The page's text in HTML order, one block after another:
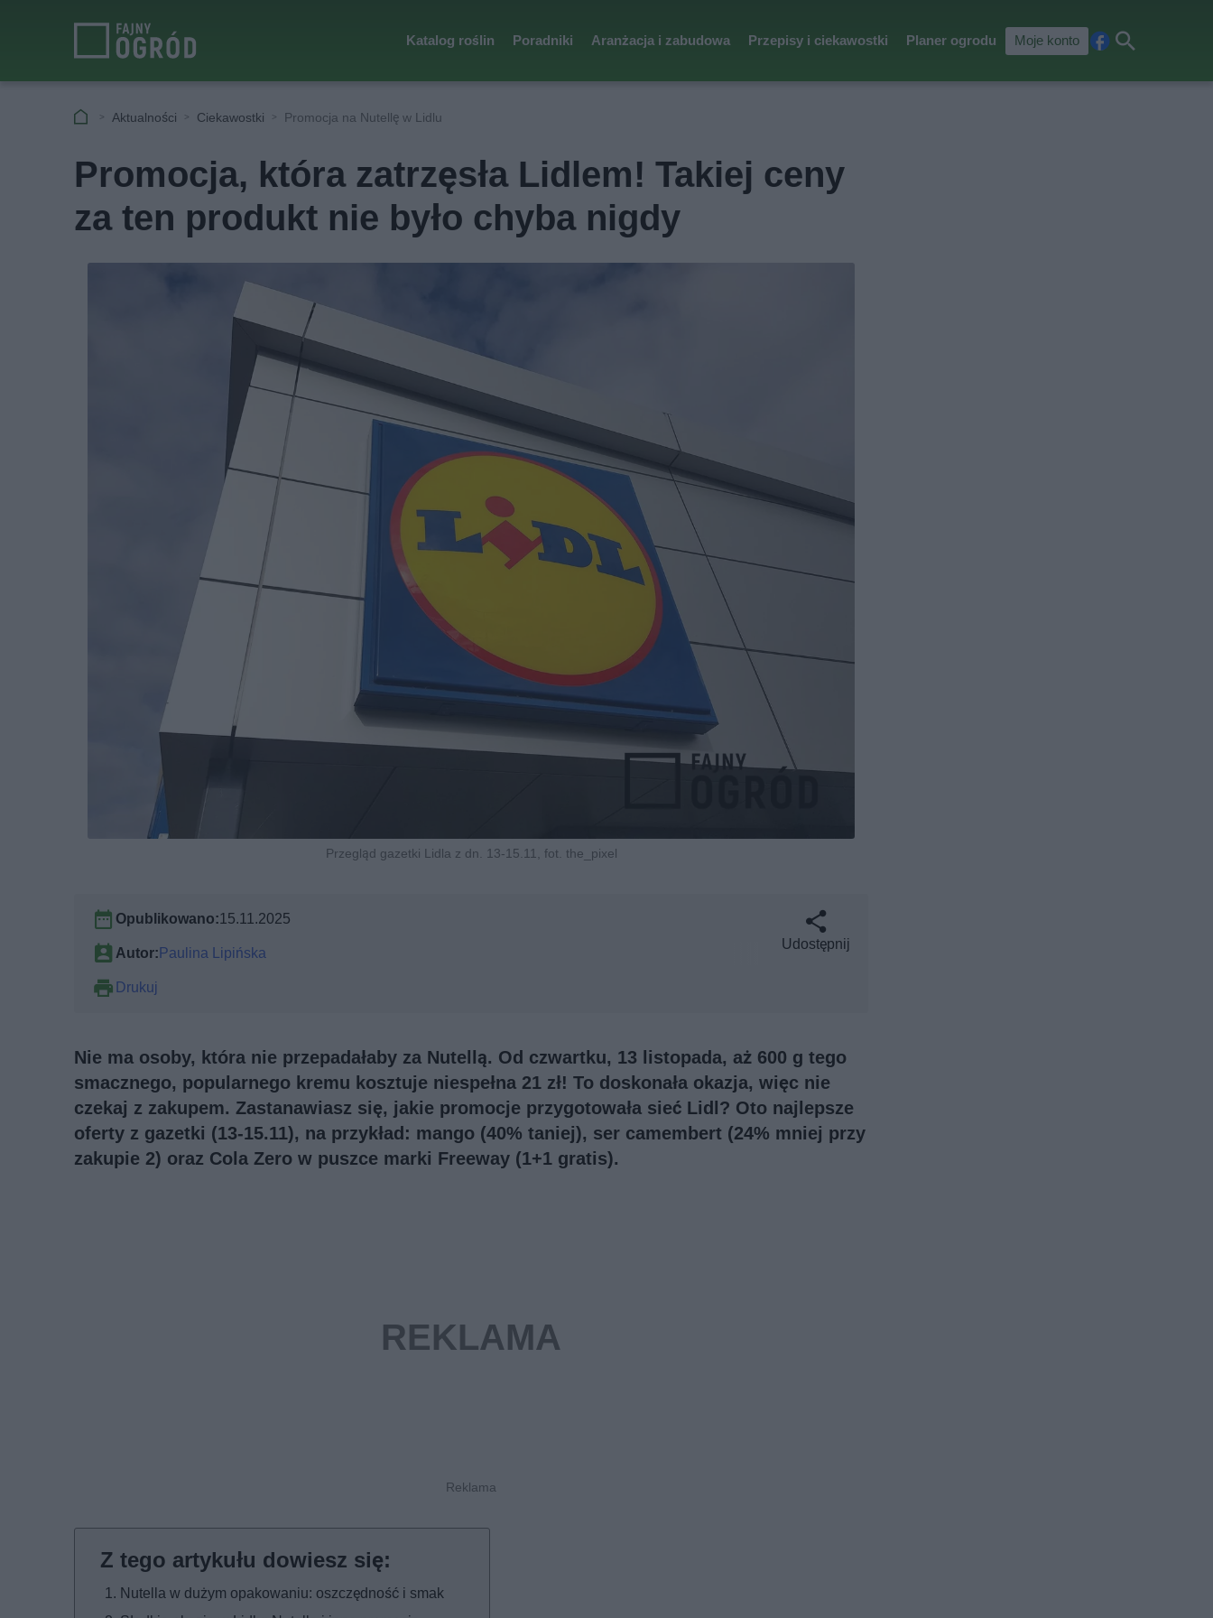
Katalog roślin Poradniki Aranżacja i zabudowa Przepisy i ciekawostki Planer ogrodu Moje konto
cebkaj
Aktualności Ciekawostki Promocja na Nutellę w Lidlu
Promocja, która zatrzęsła Lidlem! Takiej ceny
za ten produkt nie było chyba nigdy
Przegląd gazetki Lidla z dn. 13-15.11, fot. the_pixel
Opublikowano:15.11.2025
Autor:Paulina Lipińska
Drukuj
Udostępnij
Nie ma osoby, która nie przepadałaby za Nutellą. Od czwartku, 13 listopada, aż 600 g tego
smacznego, popularnego kremu kosztuje niespełna 21 zł! To doskonała okazja, więc nie
czekaj z zakupem. Zastanawiasz się, jakie promocje przygotowała sieć Lidl? Oto najlepsze
oferty z gazetki (13-15.11), na przykład: mango (40% taniej), ser camembert (24% mniej przy
zakupie 2) oraz Cola Zero w puszce marki Freeway (1+1 gratis).
Nutella w dużym opakowaniu: oszczędność i smak